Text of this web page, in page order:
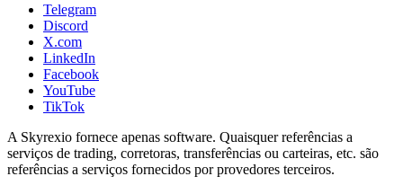
Telegram
Discord
X.com
LinkedIn
Facebook
YouTube
TikTok
A Skyrexio fornece apenas software. Quaisquer referências a
serviços de trading, corretoras, transferências ou carteiras, etc. são
referências a serviços fornecidos por provedores terceiros.